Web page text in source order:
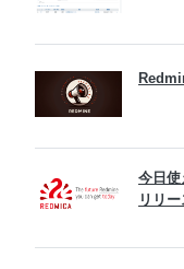
今日使
リリー